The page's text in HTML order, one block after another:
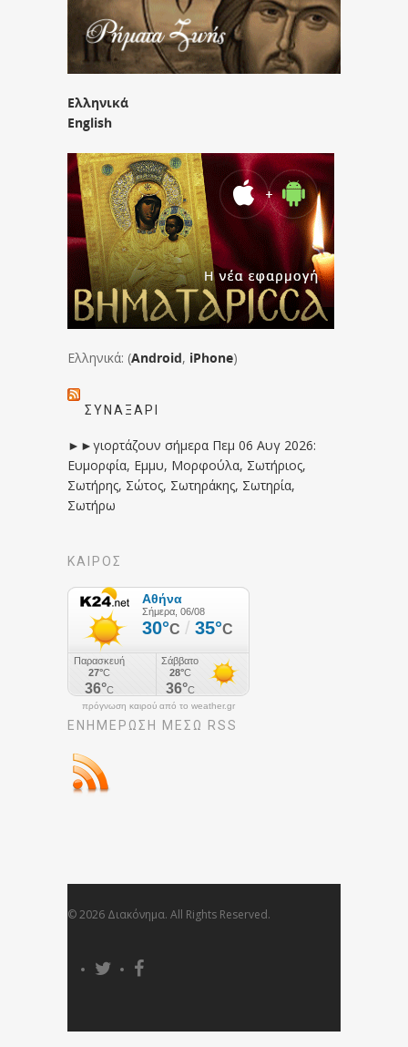
Ελληνικά
English
Ελληνικά: (Android, iPhone)
ΣΥΝΑΞΆΡΙ
►►γιορτάζουν σήμερα Πεμ 06 Αυγ 2026:
Ευμορφία, Εμμυ, Μορφούλα, Σωτήριος,
Σωτήρης, Σώτος, Σωτηράκης, Σωτηρία,
Σωτήρω
ΚΑΙΡΟΣ
πρόγνωση καιρού από το weather.gr
ΕΝΗΜΈΡΩΣΉ ΜΕΣΩ RSS
© 2026 Διακόνημα. All Rights Reserved.